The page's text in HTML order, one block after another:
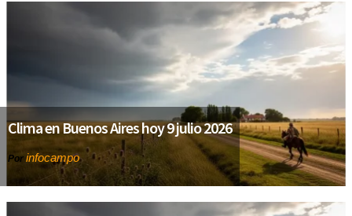
Clima en Buenos Aires hoy 9 julio 2026
Por infocampo